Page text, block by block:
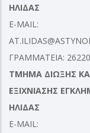
ΗΛΙΔΑΣ
E-MAIL:
ΓΡΑΜΜΑΤΕΙΑ:
ΤΜΗΜΑ ΔΙΩΞΗΣ
ΕΞΙΧΝΙΑΣΗΣ
ΗΛΙΔΑΣ
E-MAIL: